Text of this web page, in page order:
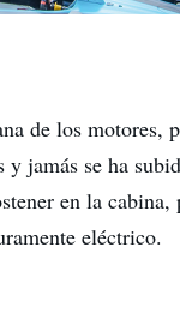
de los motores,
jamás se ha
en la
eléctrico.